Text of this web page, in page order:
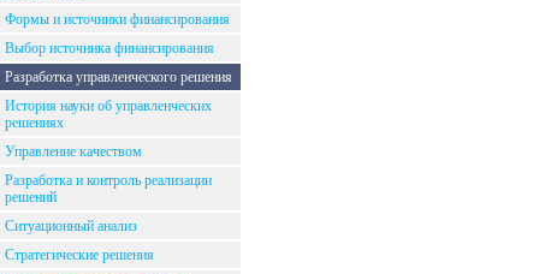
Формы и источники финансирования
Выбор источника финансирования
Разработка управленческого решения
История науки об управленческих
решениях
Управление качеством
Разработка и контроль реализации
решений
Ситуационный анализ
Стратегические решения